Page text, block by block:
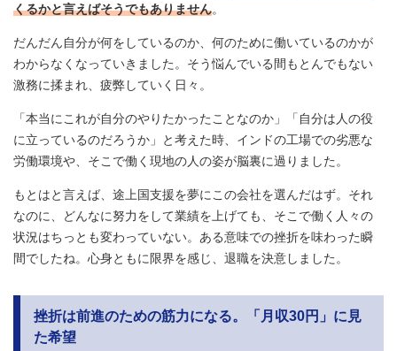
くるかと言えばそうでもありません。
だんだん自分が何をしているのか、何のために働いているのかが
わからなくなっていきました。そう悩んでいる間もとんでもない
激務に揉まれ、疲弊していく日々。
「本当にこれが自分のやりたかったことなのか」「自分は人の役
に立っているのだろうか」と考えた時、インドの工場での劣悪な
労働環境や、そこで働く現地の人の姿が脳裏に過りました。
もとはと言えば、途上国支援を夢にこの会社を選んだはず。それ
なのに、どんなに努力をして業績を上げても、そこで働く人々の
状況はちっとも変わっていない。ある意味での挫折を味わった瞬
間でしたね。心身ともに限界を感じ、退職を決意しました。
挫折は前進のための筋力になる。「月収30円」に見
た希望